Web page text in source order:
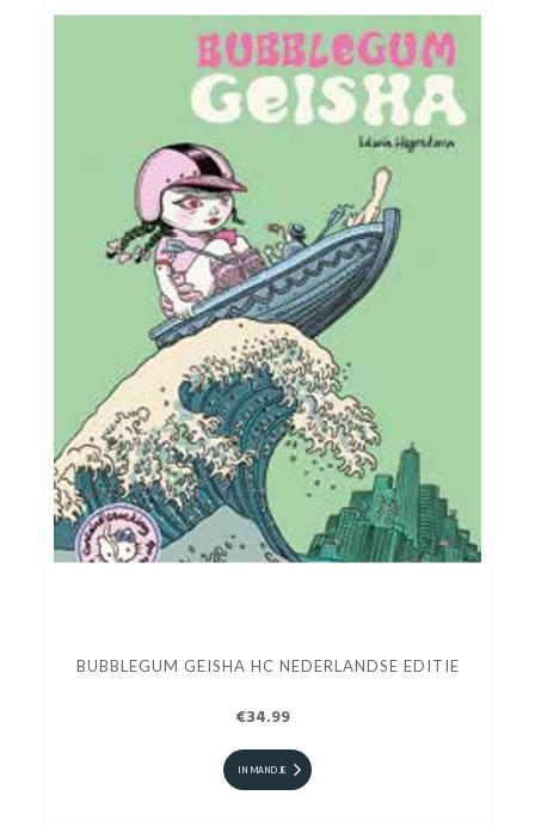
BUBBLEGUM GEISHA HC NEDERLANDSE EDITIE
€34.99
IN MANDJE